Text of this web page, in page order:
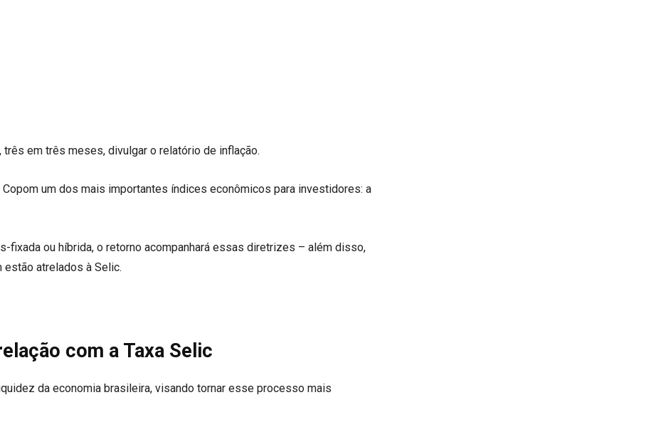
em três meses, divulgar o relatório de inflação.
um dos mais importantes índices econômicos para investidores: a
fixada ou híbrida, o retorno acompanhará essas diretrizes – além disso,
atrelados à Selic.
com a Taxa Selic
da economia brasileira, visando tornar esse processo mais